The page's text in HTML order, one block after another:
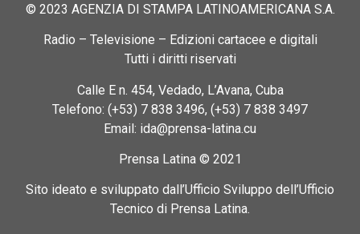
© 2023 AGENZIA DI STAMPA LATINOAMERICANA S.A.
Radio – Televisione – Edizioni cartacee e digitali
Tutti i diritti riservati
Calle E n. 454, Vedado, L’Avana, Cuba
Telefono: (+53) 7 838 3496, (+53) 7 838 3497
Email: ida@prensa-latina.cu
Prensa Latina © 2021
Sito ideato e sviluppato dall’Ufficio Sviluppo dell’Ufficio
Tecnico di Prensa Latina.